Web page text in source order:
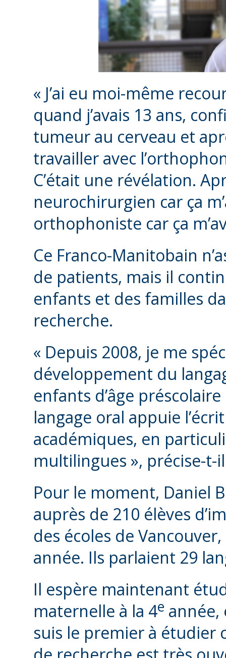
« J’ai eu moi-même
quand j’avais 13 ans,
tumeur au cerveau et
travailler avec
C’était une révélation.
neurochirurgien car ça
orthophoniste car ça
Ce Franco-Manitobain
de patients, mais il
enfants et des familles
recherche.
« Depuis 2008, je me
développement du
enfants d’âge
langage oral appuie
académiques, en
multilingues », précise-t-
Pour le moment, Daniel
auprès de 210 élèves
des écoles de
année. Ils parlaient 29
Il espère maintenant
maternelle à la 4e année,
suis le premier à étudier